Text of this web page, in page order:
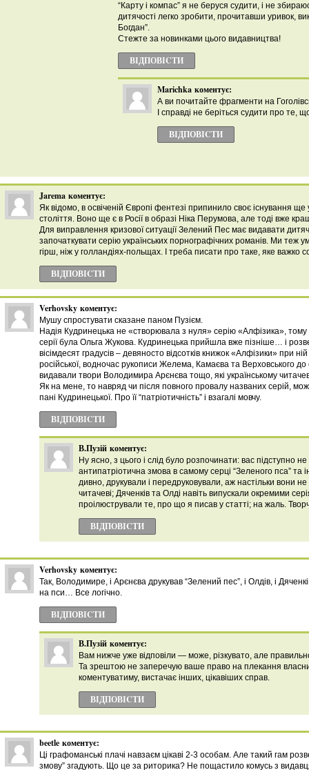
“Карту і компас” я не беруся судити, і не
дитячості легко зробити, прочитавши уривок,
Богдан”.
Стежте за новинками цього видавництва!
ВІДПОВІCТИ
Marichka коментує:
А ви почитайте фрагменти на
І справді не беріться судити про те,
ВІДПОВІCТИ
Jarema коментує:
Як відомо, в освіченій Європі фентезі припинило своє існування ще
століття. Воно ще є в Росії в образі Ніка Перумова, але тоді вже
Для виправлення кризової ситуації Зелений Пес має видавати
започаткувати серію українських порнографічних романів. Ми теж
гірш, ніж у голландіях-польщах. І треба писати про таке, яке важко
ВІДПОВІCТИ
Verhovsky коментує:
Мушу спростувати сказане паном Пузієм.
Надія Кудринецька не «створювала з нуля» серію «Алфізика»,
серії була Ольга Жукова. Кудринецька прийшла вже пізніше… і
вісімдесят градусів – девяносто відсотків книжок «Алфізики» при
російської, водночас рукописи Желема, Камаєва та Верховського до
видавали твори Володимира Арєнєва тощо, які українському
Як на мене, то навряд чи після повного провалу названих серій,
пані Кудринецької. Про її “патріотичність” і взагалі мовчу.
ВІДПОВІCТИ
В.Пузій коментує:
Ну ясно, з цього і слід було розпочинати: вас підступно
антипатріотична змова в самому серці “Зеленого пса” та
дивно, друкували і передруковували, аж настільки вони не
читачеві; Дяченків та Олді навіть випускали окремими
проілюстрували те, про що я писав у статті; на жаль.
ВІДПОВІCТИ
Verhovsky коментує:
Так, Володимире, і Арєнєва друкував “Зелений пес”, і Олдів, і
на пси… Все логічно.
ВІДПОВІCТИ
В.Пузій коментує:
Вам нижче уже відповіли — може, різкувато, але
Та зрештою не заперечую ваше право на плекання
коментуватиму, вистачає інших, цікавіших справ.
ВІДПОВІCТИ
beetle коментує:
Ці графоманські плачі навзаєм цікаві 2-3 особам. Але такий гам
змову” згадують. Що це за риторика? Не пощастило комусь з